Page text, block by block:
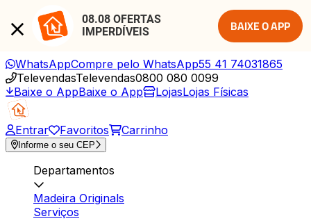
08.08 OFERTAS
IMPERDÍVEIS
BAIXE O APP
WhatsAppCompre pelo WhatsApp55 41 74031865
TelevendasTelevendas0800 080 0099
Baixe o AppBaixe o App LojasLojas Físicas
Entrar Favoritos Carrinho
Informe o seu CEP
Departamentos
Madeira Originals
Serviços